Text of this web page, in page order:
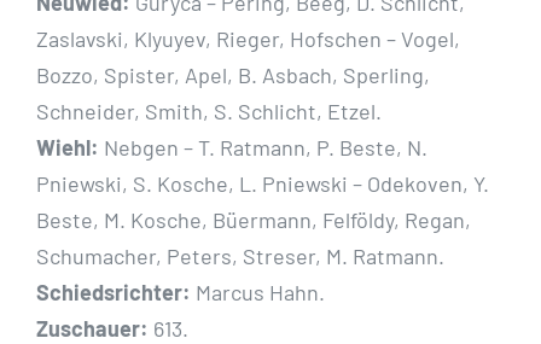
Zaslavski, Klyuyev, Rieger, Hofschen – Vogel,
Bozzo, Spister, Apel, B. Asbach, Sperling,
Schneider, Smith, S. Schlicht, Etzel.
Wiehl: Nebgen – T. Ratmann, P. Beste, N.
Pniewski, S. Kosche, L. Pniewski – Odekoven, Y.
Beste, M. Kosche, Büermann, Felföldy, Regan,
Schumacher, Peters, Streser, M. Ratmann.
Schiedsrichter: Marcus Hahn.
Zuschauer: 613.